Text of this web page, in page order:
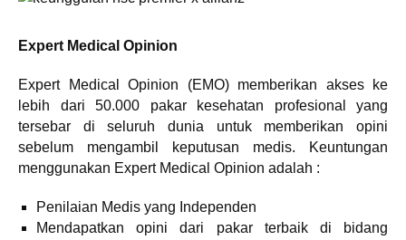
Expert Medical Opinion
Expert Medical Opinion (EMO) memberikan akses ke
lebih dari 50.000 pakar kesehatan profesional yang
tersebar di seluruh dunia untuk memberikan opini
sebelum mengambil keputusan medis. Keuntungan
menggunakan Expert Medical Opinion adalah :
Penilaian Medis yang Independen
Mendapatkan opini dari pakar terbaik di bidang